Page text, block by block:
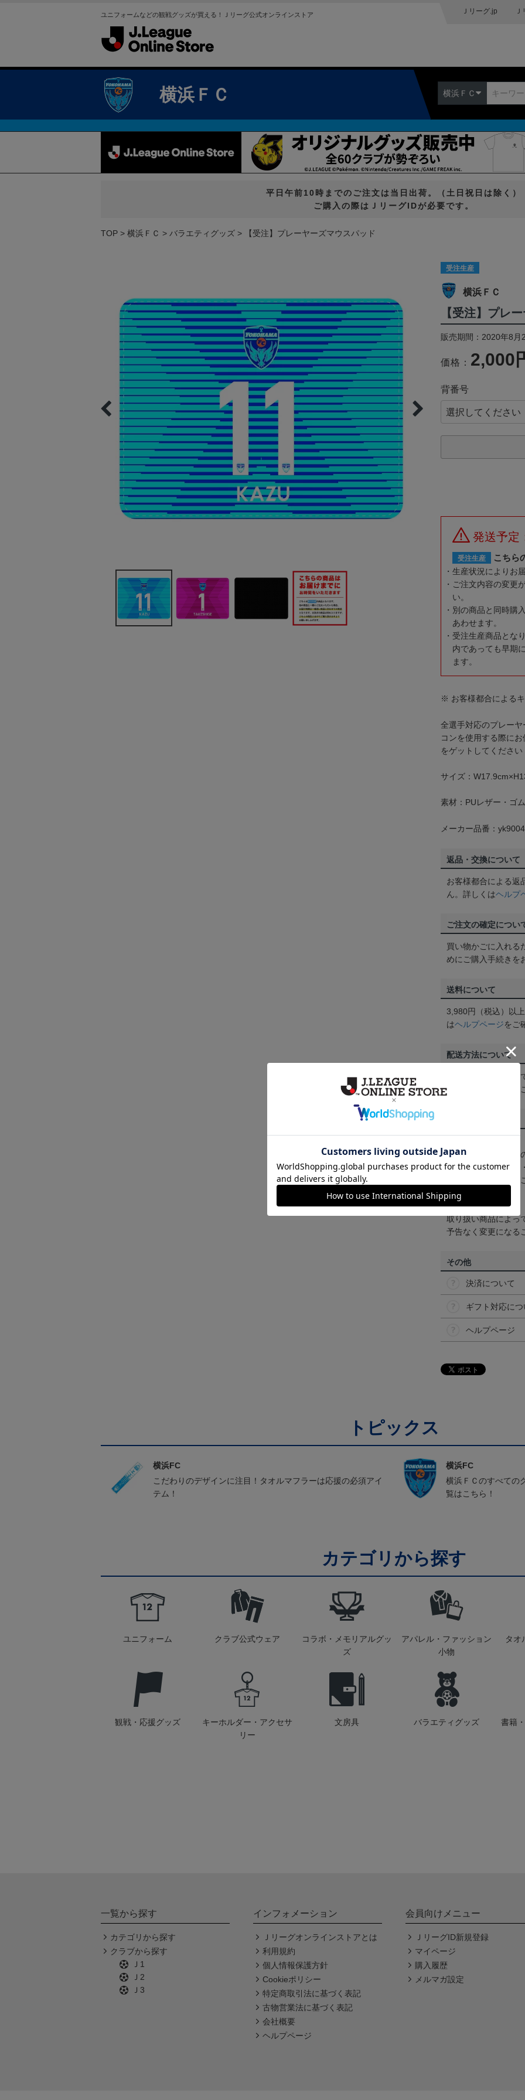
ユニフォームなどの観戦グッズが買える！Ｊリーグ公式オンラインストア Ｊリーグ.jp
横浜ＦＣ 横浜ＦＣ
平日午前10時までのご注文は当日出荷。（土日祝日は除く）
ご購入の際はＪリーグIDが必要です。
TOP 横浜ＦＣ バラエティグッズ 【受注】プレーヤーズマウスパッド
受注生産
横浜ＦＣ
【受注】プレ
販売期間：2020年8
価格： 2,000
背番号
発送予定
受注生産 こちら
生産状況によりお
ご注文内容の変更
い。
別の商品と同時購
あわせます。
受注生産商品とな
内であっても早期
ます。
※ お客様都合によるキ
全選手対応のプレー
コンを使用する際に
をゲットしてください
サイズ：
素材：PUレザー・ゴム
メーカー品番：
返品・交換について
お客様都合による返
ん。詳しくはヘルプ
ご注文の確定につい
買い物かごに入れる
めにご購入手続きを
送料について
3,980円（税込）以
はヘルプページをご
配送方法について
一部商品はメール
くは
商品画像は、お使い
ンのメーカー・機種
なって見える場合
【仕様について】
取り扱い商品によっ
予告なく変更になる
その他
決済について
ギフト対応につ
ヘルプページ
トピックス
横浜FC
こだわりのデザインに注目！タオルマフラーは応援の必須アイ
テム！
横浜FC
横浜ＦＣのすべての
覧はこちら！
カテゴリから探す
ユニフォーム クラブ公式ウェア
コラボ・メモリアルグッ
ズ
アパレル・ファッション
小物
タオ
観戦・応援グッズ
キーホルダー・アクセサ
リー
文房具 バラエティグッズ 書籍
一覧から探す
カテゴリから探す
クラブから探す
Ｊ1
Ｊ2
Ｊ3
インフォメーション
Ｊリーグオンラインストアとは
利用規約
個人情報保護方針
Cookieポリシー
特定商取引法に基づく表記
古物営業法に基づく表記
会社概要
ヘルプページ
会員向けメニュー
ＪリーグID新規登録
マイページ
購入履歴
メルマガ設定